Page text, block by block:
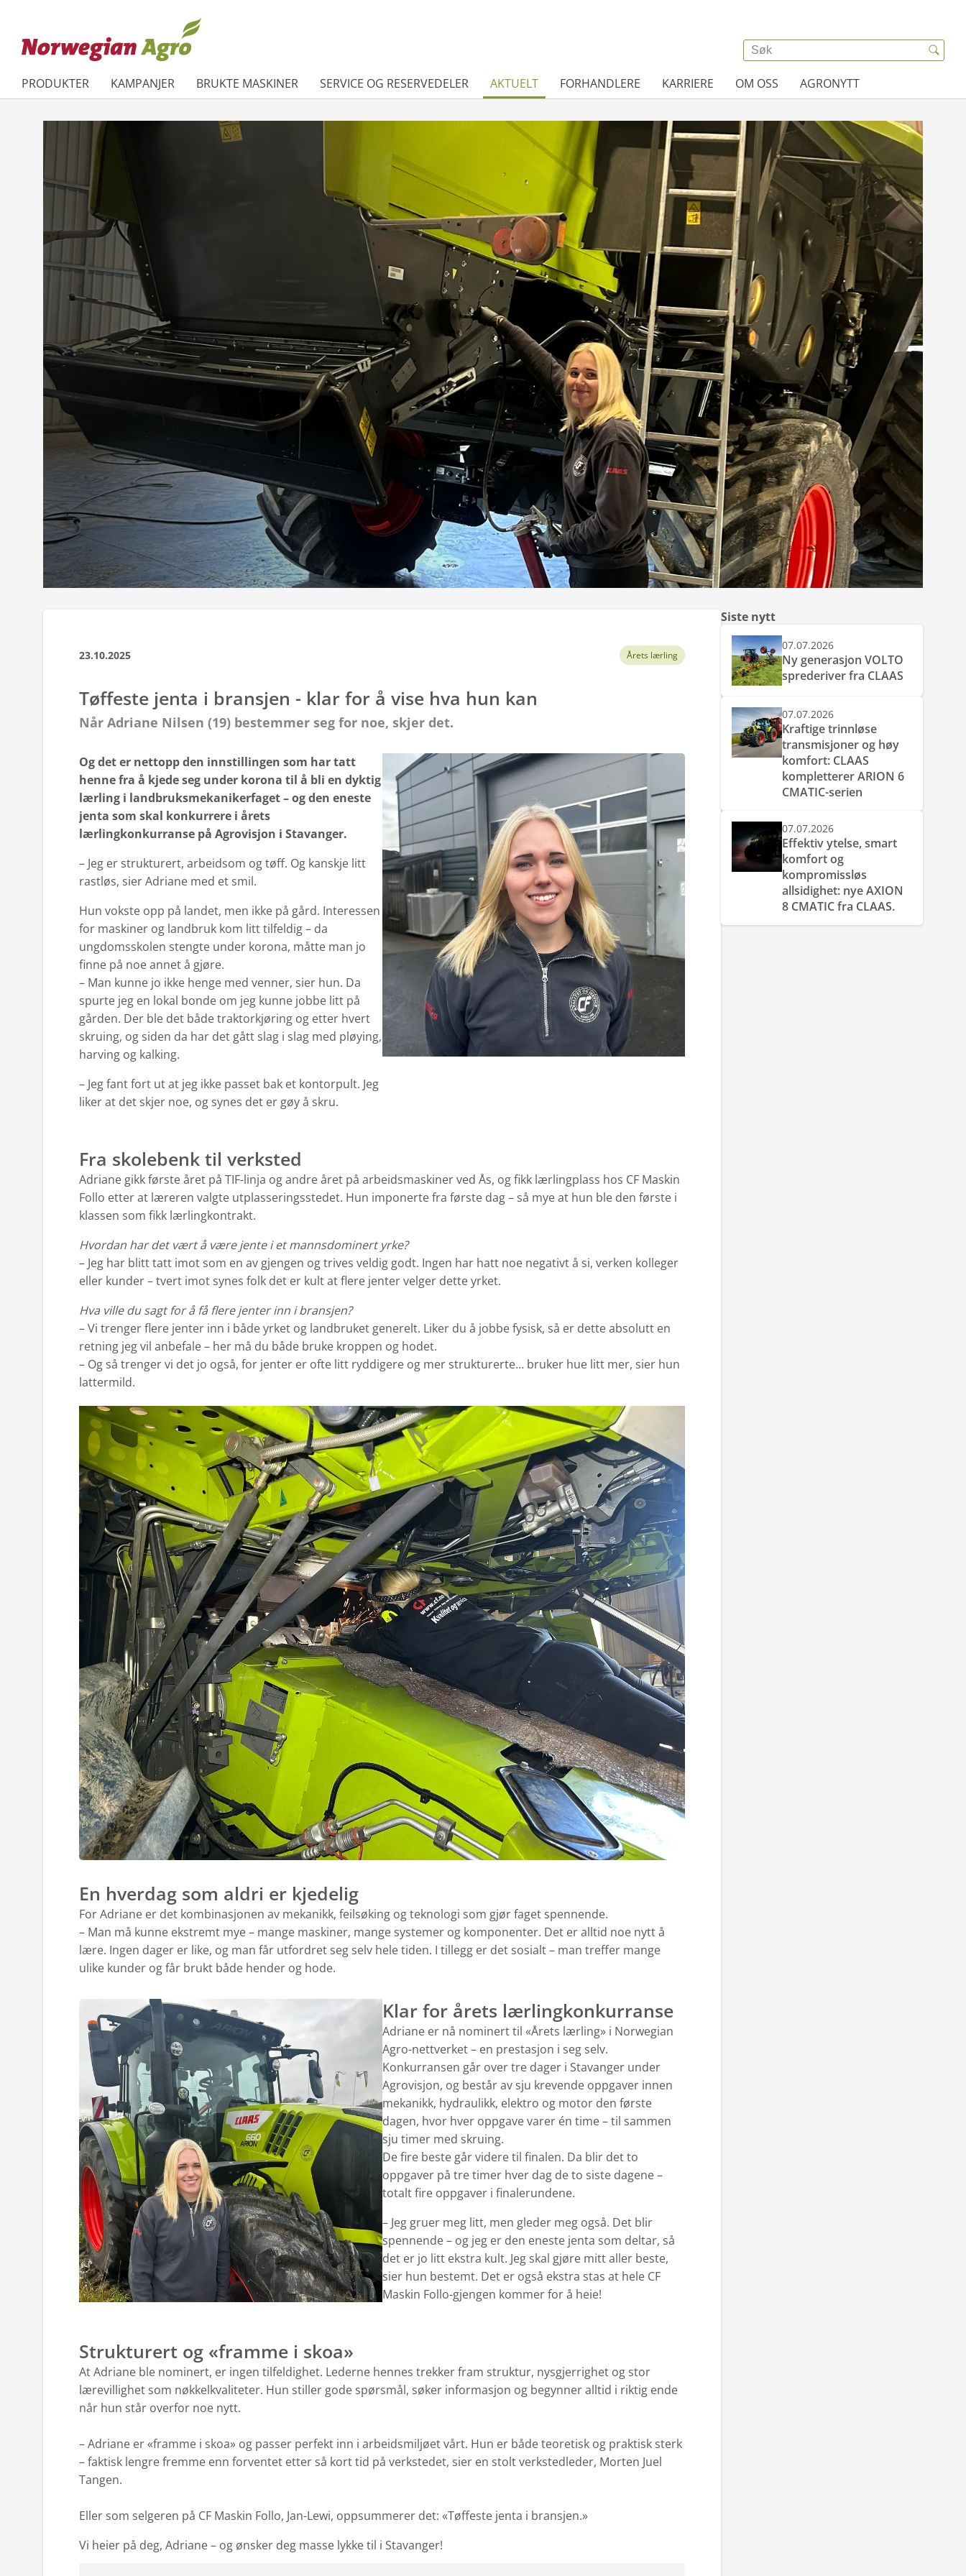
PRODUKTER KAMPANJER BRUKTE MASKINER SERVICE OG RESERVEDELER AKTUELT FORHANDLERE KARRIERE OM OSS AGRONYTT
23.10.2025 Årets lærling
Tøffeste jenta i bransjen - klar for å vise hva hun kan
Når Adriane Nilsen (19) bestemmer seg for noe, skjer det.
Og det er nettopp den innstillingen som har tatt
henne fra å kjede seg under korona til å bli en dyktig
lærling i landbruksmekanikerfaget – og den eneste
jenta som skal konkurrere i årets
lærlingkonkurranse på Agrovisjon i Stavanger.
– Jeg er strukturert, arbeidsom og tøff. Og kanskje litt
rastløs, sier Adriane med et smil.
Hun vokste opp på landet, men ikke på gård. Interessen
for maskiner og landbruk kom litt tilfeldig – da
ungdomsskolen stengte under korona, måtte man jo
finne på noe annet å gjøre.
– Man kunne jo ikke henge med venner, sier hun. Da
spurte jeg en lokal bonde om jeg kunne jobbe litt på
gården. Der ble det både traktorkjøring og etter hvert
skruing, og siden da har det gått slag i slag med pløying,
harving og kalking.
– Jeg fant fort ut at jeg ikke passet bak et kontorpult. Jeg
liker at det skjer noe, og synes det er gøy å skru.
Fra skolebenk til verksted
Adriane gikk første året på TIF-linja og andre året på arbeidsmaskiner ved Ås, og fikk lærlingplass hos CF Maskin
Follo etter at læreren valgte utplasseringsstedet. Hun imponerte fra første dag – så mye at hun ble den første i
klassen som fikk lærlingkontrakt.
Hvordan har det vært å være jente i et mannsdominert yrke?
– Jeg har blitt tatt imot som en av gjengen og trives veldig godt. Ingen har hatt noe negativt å si, verken kolleger
eller kunder – tvert imot synes folk det er kult at flere jenter velger dette yrket.
Hva ville du sagt for å få flere jenter inn i bransjen?
– Vi trenger flere jenter inn i både yrket og landbruket generelt. Liker du å jobbe fysisk, så er dette absolutt en
retning jeg vil anbefale – her må du både bruke kroppen og hodet.
– Og så trenger vi det jo også, for jenter er ofte litt ryddigere og mer strukturerte… bruker hue litt mer, sier hun
lattermild.
En hverdag som aldri er kjedelig
For Adriane er det kombinasjonen av mekanikk, feilsøking og teknologi som gjør faget spennende.
– Man må kunne ekstremt mye – mange maskiner, mange systemer og komponenter. Det er alltid noe nytt å
lære. Ingen dager er like, og man får utfordret seg selv hele tiden. I tillegg er det sosialt – man treffer mange
ulike kunder og får brukt både hender og hode.
Klar for årets lærlingkonkurranse
Adriane er nå nominert til «Årets lærling» i Norwegian
Agro-nettverket – en prestasjon i seg selv.
Konkurransen går over tre dager i Stavanger under
Agrovisjon, og består av sju krevende oppgaver innen
mekanikk, hydraulikk, elektro og motor den første
dagen, hvor hver oppgave varer én time – til sammen
sju timer med skruing.
De fire beste går videre til finalen. Da blir det to
oppgaver på tre timer hver dag de to siste dagene –
totalt fire oppgaver i finalerundene.
– Jeg gruer meg litt, men gleder meg også. Det blir
spennende – og jeg er den eneste jenta som deltar, så
det er jo litt ekstra kult. Jeg skal gjøre mitt aller beste,
sier hun bestemt. Det er også ekstra stas at hele CF
Maskin Follo-gjengen kommer for å heie!
Strukturert og «framme i skoa»
At Adriane ble nominert, er ingen tilfeldighet. Lederne hennes trekker fram struktur, nysgjerrighet og stor
lærevillighet som nøkkelkvaliteter. Hun stiller gode spørsmål, søker informasjon og begynner alltid i riktig ende
når hun står overfor noe nytt.
– Adriane er «framme i skoa» og passer perfekt inn i arbeidsmiljøet vårt. Hun er både teoretisk og praktisk sterk
– faktisk lengre fremme enn forventet etter så kort tid på verkstedet, sier en stolt verkstedleder, Morten Juel
Tangen.
Eller som selgeren på CF Maskin Follo, Jan-Lewi, oppsummerer det: «Tøffeste jenta i bransjen.»
Vi heier på deg, Adriane – og ønsker deg masse lykke til i Stavanger!
Siste nytt
07.07.2026
Ny generasjon VOLTO
sprederiver fra CLAAS
07.07.2026
Kraftige trinnløse
transmisjoner og høy
komfort: CLAAS
kompletterer ARION 6
CMATIC-serien
07.07.2026
Effektiv ytelse, smart
komfort og
kompromissløs
allsidighet: nye AXION
8 CMATIC fra CLAAS.